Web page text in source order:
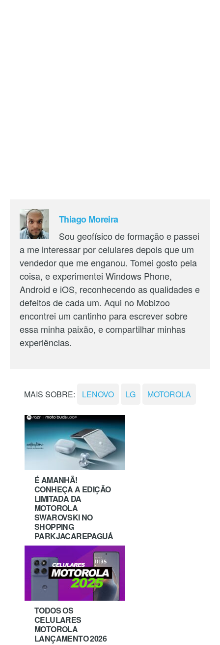
Thiago Moreira
Sou geofísico de formação e passei
a me interessar por celulares depois que um
vendedor que me enganou. Tomei gosto pela
coisa, e experimentei Windows Phone,
Android e iOS, reconhecendo as qualidades e
defeitos de cada um. Aqui no Mobizoo
encontrei um cantinho para escrever sobre
essa minha paixão, e compartilhar minhas
experiências.
MAIS SOBRE: LENOVO LG MOTOROLA
É AMANHÃ!
CONHEÇA A EDIÇÃO
LIMITADA DA
MOTOROLA
SWAROVSKI NO
SHOPPING
PARKJACAREPAGUÁ
TODOS OS
CELULARES
MOTOROLA
LANÇAMENTO 2026